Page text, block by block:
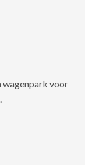
wagenpark voor